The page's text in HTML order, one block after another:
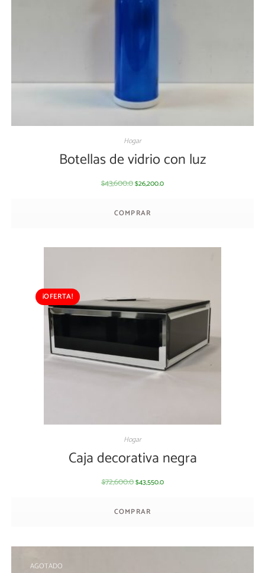
Hogar
Botellas de vidrio con luz
$43,600.0 $26,200.0
COMPRAR
¡OFERTA!
Hogar
Caja decorativa negra
$72,600.0 $43,550.0
COMPRAR
AGOTADO